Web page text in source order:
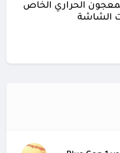
الحراري الخاص
الشاشة